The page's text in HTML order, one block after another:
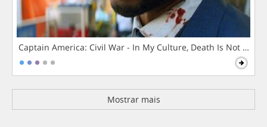
Captain America: Civil War - In My Culture, Death Is Not The
Mostrar mais